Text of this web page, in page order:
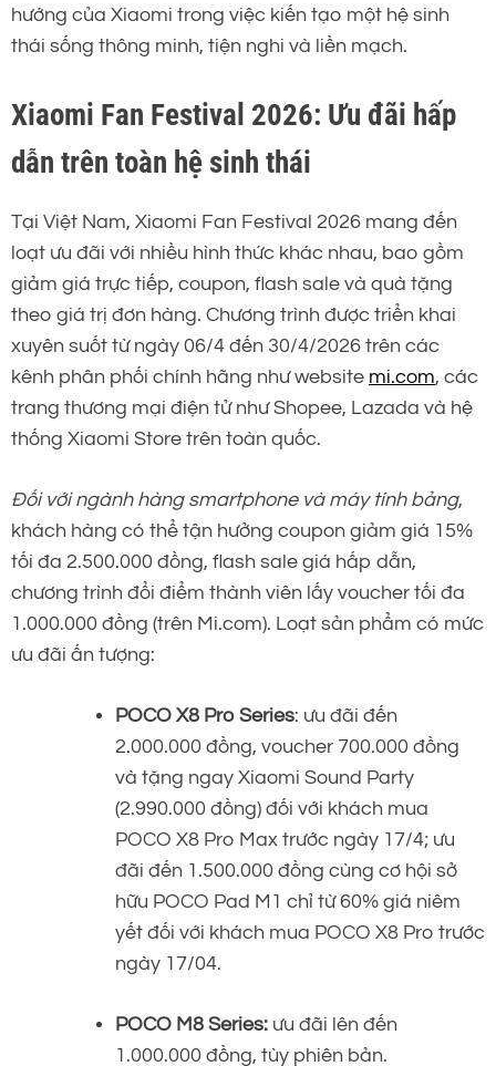
hướng của Xiaomi trong việc kiến tạo một hệ sinh
thái sống thông minh, tiện nghi và liền mạch.
Xiaomi Fan Festival 2026: Ưu đãi hấp
dẫn trên toàn hệ sinh thái
Tại Việt Nam, Xiaomi Fan Festival 2026 mang đến
loạt ưu đãi với nhiều hình thức khác nhau, bao gồm
giảm giá trực tiếp, coupon, flash sale và quà tặng
theo giá trị đơn hàng. Chương trình được triển khai
xuyên suốt từ ngày 06/4 đến 30/4/2026 trên các
kênh phân phối chính hãng như website mi.com, các
trang thương mại điện tử như Shopee, Lazada và hệ
thống Xiaomi Store trên toàn quốc.
Đối với ngành hàng smartphone và máy tính bảng,
khách hàng có thể tận hưởng coupon giảm giá 15%
tối đa 2.500.000 đồng, flash sale giá hấp dẫn,
chương trình đổi điểm thành viên lấy voucher tối đa
1.000.000 đồng (trên Mi.com). Loạt sản phẩm có mức
ưu đãi ấn tượng:
POCO X8 Pro Series: ưu đãi đến
2.000.000 đồng, voucher 700.000 đồng
và tặng ngay Xiaomi Sound Party
(2.990.000 đồng) đối với khách mua
POCO X8 Pro Max trước ngày 17/4; ưu
đãi đến 1.500.000 đồng cùng cơ hội sở
hữu POCO Pad M1 chỉ từ 60% giá niêm
yết đối với khách mua POCO X8 Pro trước
ngày 17/04.
POCO M8 Series: ưu đãi lên đến
1.000.000 đồng, tùy phiên bản.